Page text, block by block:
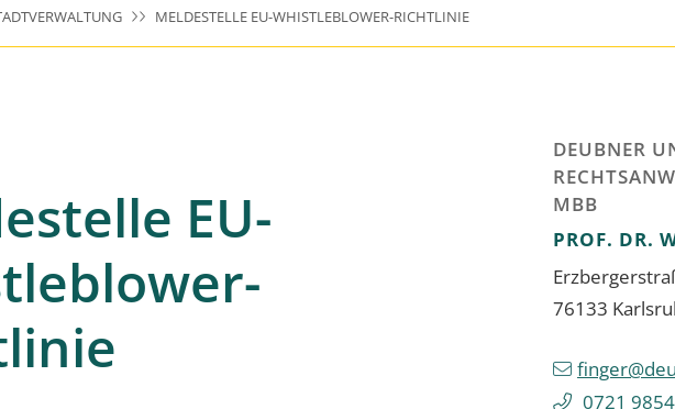
MELDESTELLE EU-WHISTLEBLOWER-RICHTLINIE
EU-
DEUBNER
MBB
PROF. DR.
76133
0721